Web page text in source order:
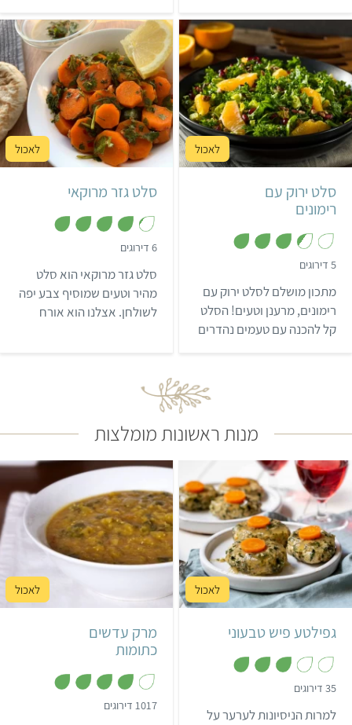
שיתחיל לכם את השנה בצורה
מתוקה ביותר.
לעוד מגוון מתכונים טעימים
ובריאים.
קל 15 דקות
סלט ירוק עם
רימונים
5 דירוגים
.
4
מ
ת
ו
מתכון מושלם לסלט ירוק עם
רימונים, מרענן וטעים! הסלט
קל להכנה עם טעמים נהדרים
השנה או לכל סעודה אחרת
שרוצים להפוך למיוחדת יותר.
קל 15 דקות
6 מנות קטנות מרוקאי
סלט גזר מרוקאי
6 דירוגים
.
2
מ
ת
ו
סלט גזר מרוקאי הוא סלט
מהיר וטעים שמוסיף צבע יפה
לשולחן. אצלנו הוא אורח
מנות ראשונות מומלצות
בינוני 3 שעות ו-5 דקות
12-16 קציצות אשכנזי
גפילטע פיש טבעוני
35 דירוגים
.
1
למרות הניסיונות לערער על
קל 35 דקות
4 מנות
מרק עדשים
כתומות
1017 דירוגים